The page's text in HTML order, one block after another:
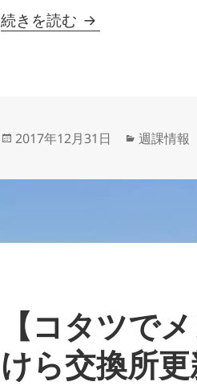
続きを読む 【週課情報】１
投
日:
2017年12月31日
カ
ゴ
週課情報
【コタツで
けら交換所更